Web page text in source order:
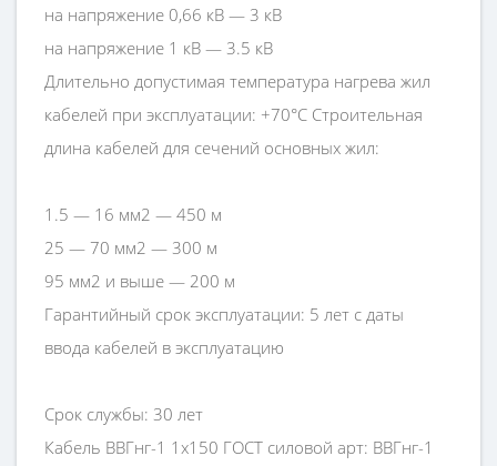
на напряжение 0,66 кВ — 3 кВ
на напряжение 1 кВ — 3.5 кВ
Длительно допустимая температура нагрева жил
кабелей при эксплуатации: +70°С Строительная
длина кабелей для сечений основных жил:
1.5 — 16 мм2 — 450 м
25 — 70 мм2 — 300 м
95 мм2 и выше — 200 м
Гарантийный срок эксплуатации: 5 лет с даты
ввода кабелей в эксплуатацию
Срок службы: 30 лет
Кабель ВВГнг-1 1х150 ГОСТ силовой арт: ВВГнг-1